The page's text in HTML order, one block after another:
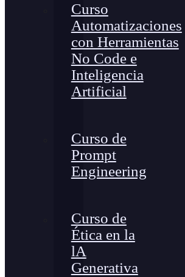
Curso
Automatizaciones
con Herramientas
No Code e
Inteligencia
Artificial
Curso de
Prompt
Engineering
Curso de
Ética en la
lA
Generativa